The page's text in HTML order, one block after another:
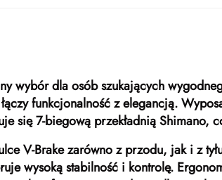
wybór dla osób szukających
funkcjonalność z elegancją.
się 7-biegową przekładnią
V-Brake zarówno z przodu, jak i z
wysoką stabilność i kontrolę.